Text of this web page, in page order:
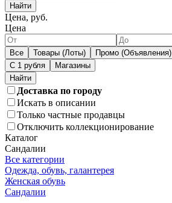
Найти
Цена, руб.
Цена
Все Товары (Лоты) Промо (Объявления)
С 1 рубля
Магазины
Доставка по городу
Искать в описании
Только частные продавцы
Отключить коллекционирование
Каталог
Сандалии
Все категории
Одежда, обувь, галантерея
Женская обувь
Сандалии